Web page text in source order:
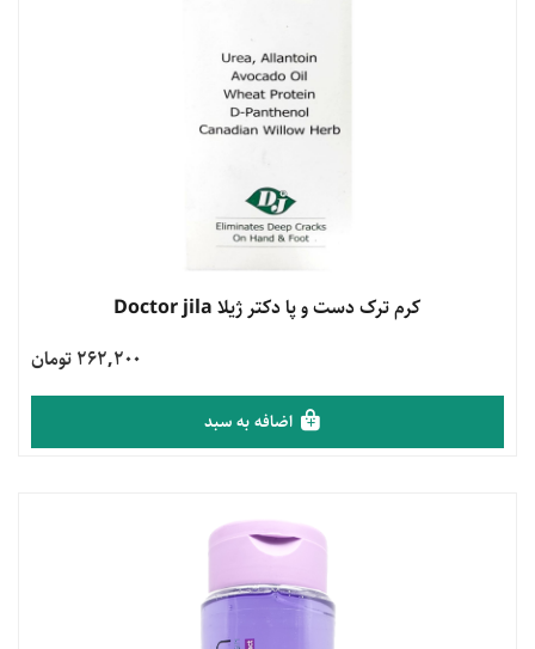
مشاهده محصولکرم ترک دست و پا دکتر ژیلا Doctor jila
262,200 تومان
اضافه به سبد